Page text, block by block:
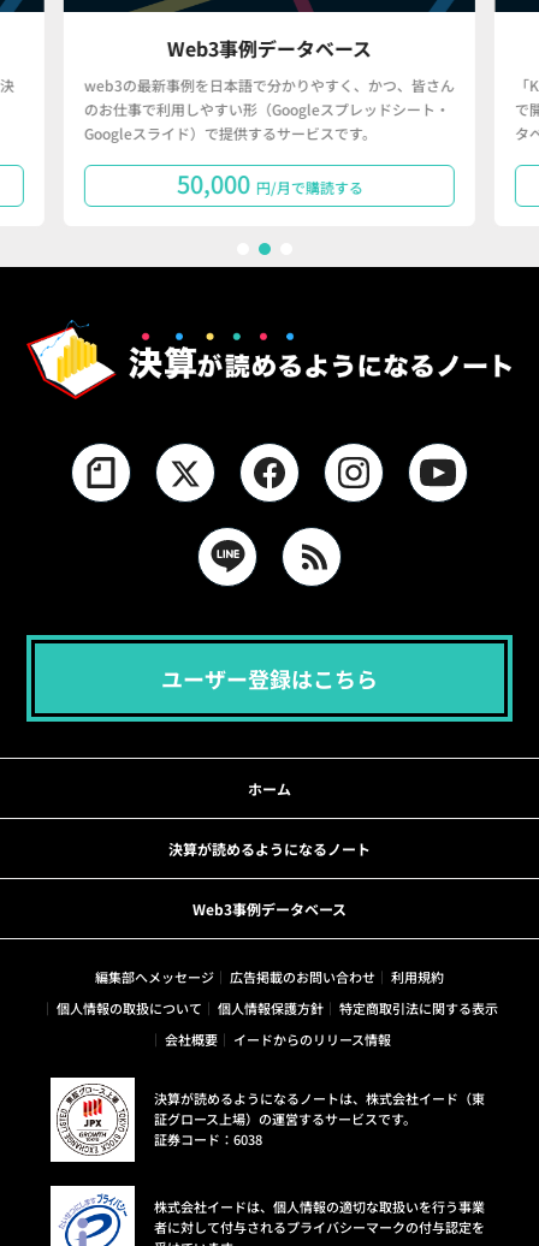
Web3事例データベース
web3の最新事例を日本語で分かりやすく、かつ、皆さん
のお仕事で利用しやすい形（Googleスプレッドシート・
Googleスライド）で提供するサービスです。
50,000 円/月で購読する
で
タ
ユーザー登録はこちら
ホーム
決算が読めるようになるノート
Web3事例データベース
編集部へメッセージ 広告掲載のお問い合わせ
利用規約
個人情報の取扱について
個人情報保護方針
特定商取引法に関する表示
会社概要
イードからのリリース情報
決算が読めるようになるノートは、株式会社イード（東
証グロース上場）の運営するサービスです。
証券コード：6038
株式会社イードは、個人情報の適切な取扱いを行う事業
者に対して付与されるプライバシーマークの付与認定を